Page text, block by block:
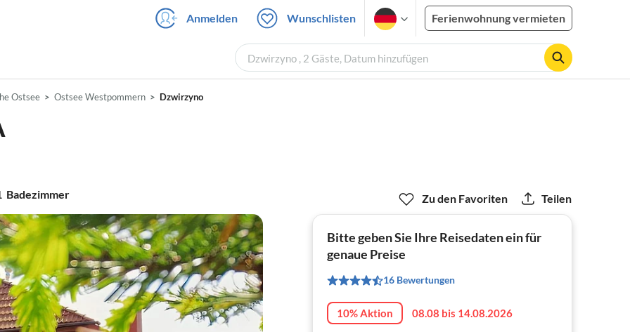
Anmelden Wunschlisten Ferienwohnung vermieten
Dzwirzyno , 2 Gäste, Datum hinzufügen
Ostsee Ostsee Westpommern Dzwirzyno
Badezimmer Zu den Favoriten Teilen
Bitte geben Sie Ihre Reisedaten ein für
genaue Preise
16 Bewertungen
10% Aktion 08.08 bis 14.08.2026